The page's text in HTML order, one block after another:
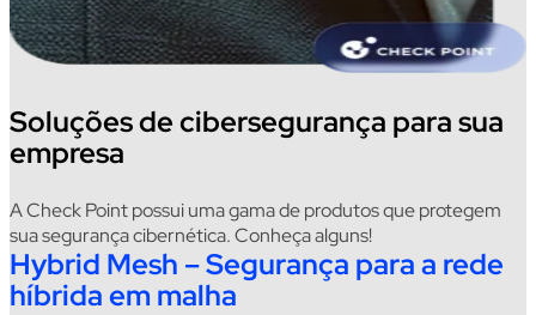
Soluções de cibersegurança para sua
empresa
ACheckPoint possui uma gama de produtos que protegem
sua segurança cibernética. Conheçaalguns!
Hybrid Mesh – Segurança para a rede
híbrida em malha